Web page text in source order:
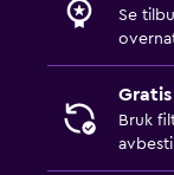
Se
Bruk